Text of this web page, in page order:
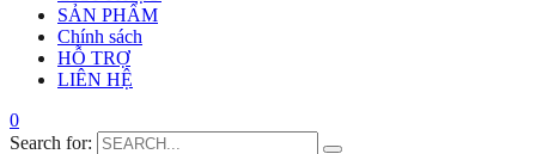
SẢN PHẨM
Chính sách
HỖ TRỢ
LIÊN HỆ
0
Search for: